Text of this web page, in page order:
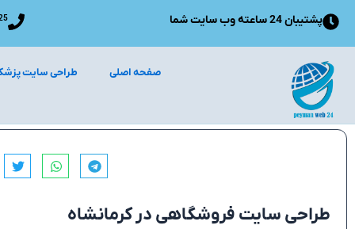
پرش
محتوا
پشتیبان 24 ساعته وب سایت شما
صفحه اصلی طراحی سایت
طراحی سایت فروشگاهی در کرمانشاه